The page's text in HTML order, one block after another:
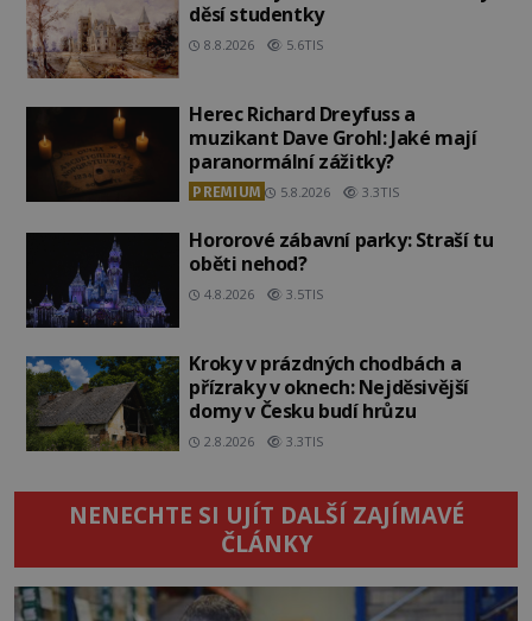
děsí studentky
8.8.2026 5.6TIS
Herec Richard Dreyfuss a
muzikant Dave Grohl: Jaké mají
paranormální zážitky?
PREMIUM 5.8.2026 3.3TIS
Hororové zábavní parky: Straší tu
oběti nehod?
4.8.2026 3.5TIS
Kroky v prázdných chodbách a
přízraky v oknech: Nejděsivější
domy v Česku budí hrůzu
2.8.2026 3.3TIS
NENECHTE SI UJÍT DALŠÍ ZAJÍMAVÉ
ČLÁNKY